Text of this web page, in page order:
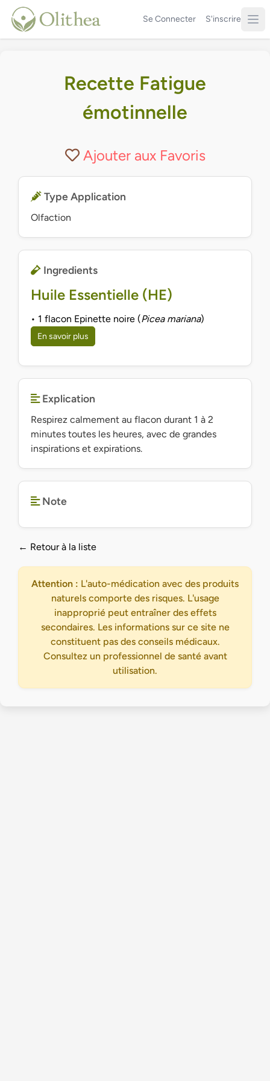
Se Connecter S'inscrire
Recette Fatigue
émotinnelle
Ajouter aux Favoris
Type Application
Olfaction
Ingredients
Huile Essentielle (HE)
• 1 flacon Epinette noire (Picea mariana)
En savoir plus
Explication
Respirez calmement au flacon durant 1 à 2
minutes toutes les heures, avec de grandes
inspirations et expirations.
Note
← Retour à la liste
Attention : L'auto-médication avec des produits
naturels comporte des risques. L'usage
inapproprié peut entraîner des effets
secondaires. Les informations sur ce site ne
constituent pas des conseils médicaux.
Consultez un professionnel de santé avant
utilisation.